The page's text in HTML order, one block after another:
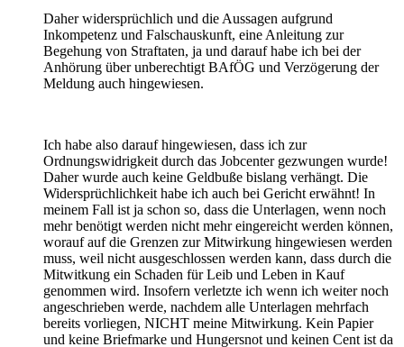
Daher widersprüchlich und die Aussagen aufgrund
Inkompetenz und Falschauskunft, eine Anleitung zur
Begehung von Straftaten, ja und darauf habe ich bei der
Anhörung über unberechtigt BAfÖG und Verzögerung der
Meldung auch hingewiesen.
Ich habe also darauf hingewiesen, dass ich zur
Ordnungswidrigkeit durch das Jobcenter gezwungen wurde!
Daher wurde auch keine Geldbuße bislang verhängt. Die
Widersprüchlichkeit habe ich auch bei Gericht erwähnt! In
meinem Fall ist ja schon so, dass die Unterlagen, wenn noch
mehr benötigt werden nicht mehr eingereicht werden können,
worauf auf die Grenzen zur Mitwirkung hingewiesen werden
muss, weil nicht ausgeschlossen werden kann, dass durch die
Mitwitkung ein Schaden für Leib und Leben in Kauf
genommen wird. Insofern verletzte ich wenn ich weiter noch
angeschrieben werde, nachdem alle Unterlagen mehrfach
bereits vorliegen, NICHT meine Mitwirkung. Kein Papier
und keine Briefmarke und Hungersnot und keinen Cent ist da